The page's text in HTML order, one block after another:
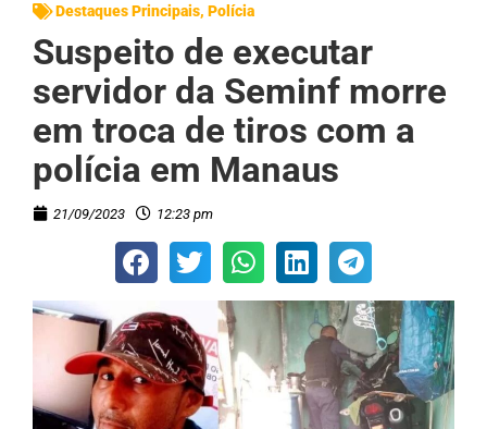
Destaques Principais, Polícia
Suspeito de executar
servidor da Seminf morre
em troca de tiros com a
polícia em Manaus
21/09/2023 12:23 pm